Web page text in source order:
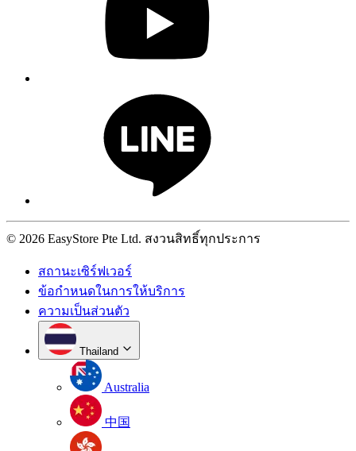
© 2026 EasyStore Pte Ltd. สงวนสิทธิ์ทุกประการ
สถานะเซิร์ฟเวอร์
ข้อกำหนดในการให้บริการ
ความเป็นส่วนตัว
Thailand
Australia
中国